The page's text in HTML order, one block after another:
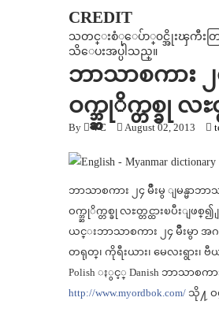
CREDIT
သတင္းစံုေပ်ာ္၀င္အိုးၾကီးတ
သိေပးအပ္ပါသည္။
ဘာသာစကား
ဝက္ဘ္ဆုိက္တစ္ခု လႊတ္
By VC August 02, 2013
ဘာသာစကား ၂၄ မ်ိဳးမွ ျမန္မ
ဝက္ဘ္ဆုိက္တစ္ခု လႊတ္တင္ထားၿပီးျဖစ္၍
ယင္းဘာသာစကား ၂၄ မ်ိဳးမွာ အဂ
တရုတ္၊ ကိုရီးယား၊ မေလးရွား၊ ဗီယ
Polish ႏွင့္ Danish ဘာသာစက
http://www.myordbok.com/ သို႔